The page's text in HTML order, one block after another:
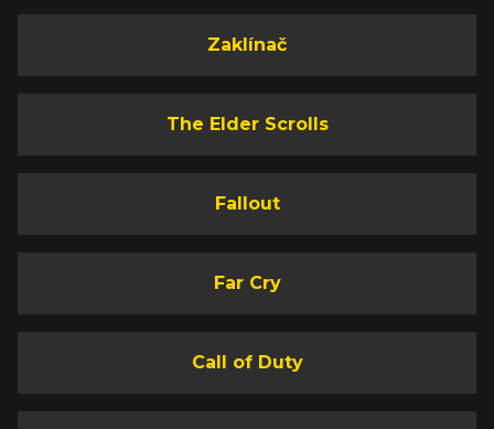
Zaklínač
The Elder Scrolls
Fallout
Far Cry
Call of Duty